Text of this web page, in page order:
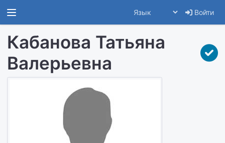
Войти
Кабанова Татьяна
Валерьевна